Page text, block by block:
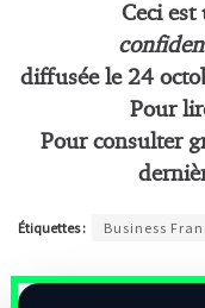
Ceci
diffusée le24
Pour
Pour consulter
Étiquettes : Business